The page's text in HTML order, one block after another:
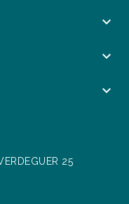



25